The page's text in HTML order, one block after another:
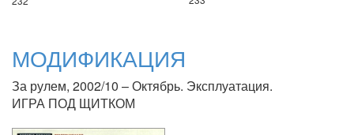
МОДИФИКАЦИЯ
За рулем, 2002/10 – Октябрь. Эксплуатация.
ИГРА ПОД ЩИТКОМ